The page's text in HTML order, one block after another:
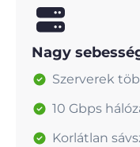
Nagy
Szerverek
10 Gbps
Korlátlan